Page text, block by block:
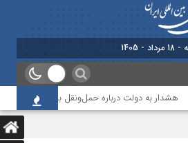
هشدار به دولت درباره حمل‌ونقل بین‌المللی؛